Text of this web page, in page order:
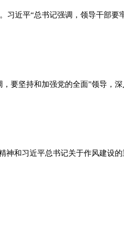
习近平“总书记强调，领导干部要
要坚持和加强党的全面”领导，深
和习近平总书记关于作风建设